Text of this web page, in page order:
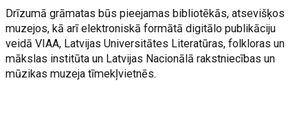
Drīzumā grāmatas būs pieejamas bibliotēkās, atsevišķos
muzejos, kā arī elektroniskā formātā digitālo publikāciju
veidā VIAA, Latvijas Universitātes Literatūras, folkloras un
mākslas institūta un Latvijas Nacionālā rakstniecības un
mūzikas muzeja tīmekļvietnēs.